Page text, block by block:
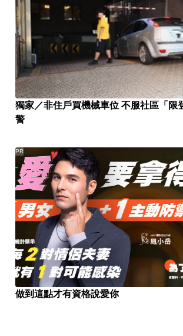
獨家／非住戶買機械車位 不服社區「限
警
做到這點才有資格說愛你
PR